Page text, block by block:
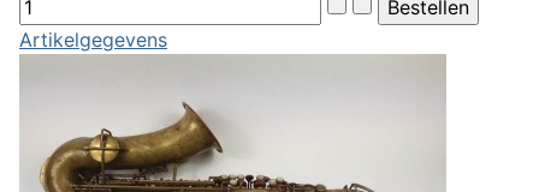
Artikelgegevens